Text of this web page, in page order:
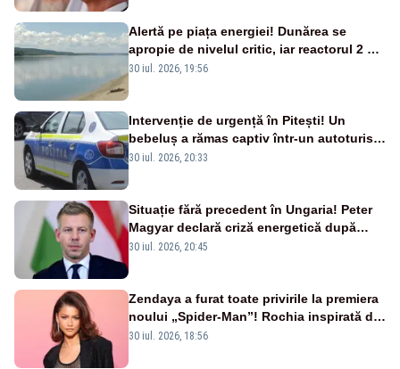
Alertă pe piața energiei! Dunărea se
apropie de nivelul critic, iar reactorul 2 de
la Cernavodă ar putea fi oprit
30 iul. 2026, 19:56
Intervenție de urgență în Pitești! Un
bebeluș a rămas captiv într-un autoturism
din cauza unei defecțiuni
30 iul. 2026, 20:33
Situație fără precedent în Ungaria! Peter
Magyar declară criză energetică după
oprirea centralei de la Paks
30 iul. 2026, 20:45
Zendaya a furat toate privirile la premiera
noului „Spider-Man”! Rochia inspirată de
pânza de păianjen a făcut senzație
30 iul. 2026, 18:56